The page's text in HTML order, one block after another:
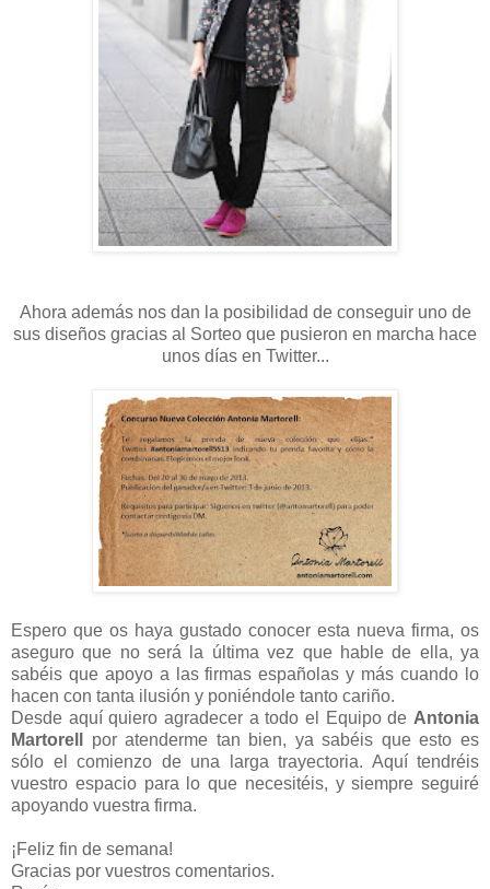
Ahora además nos dan la posibilidad de conseguir uno de
sus diseños gracias al Sorteo que pusieron en marcha hace
unos días en Twitter...
Espero que os haya gustado conocer esta nueva firma, os
aseguro que no será la última vez que hable de ella, ya
sabéis que apoyo a las firmas españolas y más cuando lo
hacen con tanta ilusión y poniéndole tanto cariño.
Desde aquí quiero agradecer a todo el Equipo de Antonia
Martorell
por atenderme tan bien, ya sabéis que esto es
sólo el comienzo de una larga trayectoria. Aquí tendréis
vuestro espacio para lo que necesitéis, y siempre seguiré
apoyando vuestra firma.
¡Feliz fin de semana!
Gracias por vuestros comentarios.